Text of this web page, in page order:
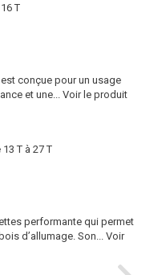
T
conçue pour un usage
et une...
Voir le produit
T à 27 T
performante qui permet
d’allumage. Son...
Voir